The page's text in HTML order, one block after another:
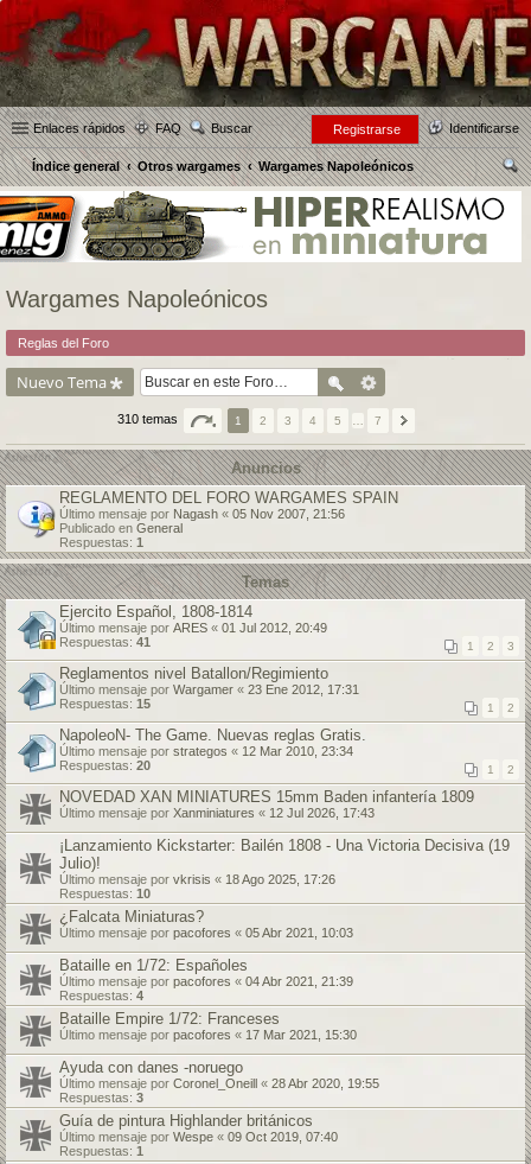
Enlaces rápidos FAQ Buscar Identificarse
Registrarse
Índice general Otros wargames
Wargames Napoleónicos
us
Wargames Napoleónicos
Reglas del Foro
Nuevo Tema
310 temas 1 2 3 4 5 7
Anuncios
REGLAMENTO DEL FORO WARGAMES SPAIN
Último mensaje por Nagash « 05 Nov 2007, 21:56
Publicado en General
Respuestas: 1
Temas
Ejercito Español, 1808-1814
Último mensaje por ARES « 01 Jul 2012, 20:49
Respuestas: 41 1 2 3
Reglamentos nivel Batallon/Regimiento
Último mensaje por Wargamer « 23 Ene 2012, 17:31
Respuestas: 15 1 2
NapoleoN- The Game. Nuevas reglas Gratis.
Último mensaje por strategos « 12 Mar 2010, 23:34
Respuestas: 20 1 2
NOVEDAD XAN MINIATURES 15mm Baden infantería 1809
Último mensaje por Xanminiatures « 12 Jul 2026, 17:43
¡Lanzamiento Kickstarter: Bailén 1808 - Una Victoria Decisiva (19
Julio)!
Último mensaje por vkrisis « 18 Ago 2025, 17:26
Respuestas: 10
¿Falcata Miniaturas?
Último mensaje por pacofores « 05 Abr 2021, 10:03
Bataille en 1/72: Españoles
Último mensaje por pacofores « 04 Abr 2021, 21:39
Respuestas: 4
Bataille Empire 1/72: Franceses
Último mensaje por pacofores « 17 Mar 2021, 15:30
Ayuda con danes -noruego
Último mensaje por Coronel_Oneill « 28 Abr 2020, 19:55
Respuestas: 3
Guía de pintura Highlander británicos
Último mensaje por Wespe « 09 Oct 2019, 07:40
Respuestas: 1